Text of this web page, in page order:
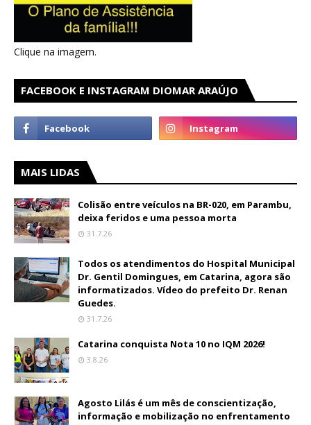
Clique na imagem.
FACEBOOK E INSTAGRAM DIOMAR ARAÚJO
MAIS LIDAS
Colisão entre veículos na BR-020, em Parambu,
deixa feridos e uma pessoa morta
31.7.26
Todos os atendimentos do Hospital Municipal
Dr. Gentil Domingues, em Catarina, agora são
informatizados. Vídeo do prefeito Dr. Renan
Guedes.
31.7.26
Catarina conquista Nota 10 no IQM 2026!
3.8.26
Agosto Lilás é um mês de conscientização,
informação e mobilização no enfrentamento